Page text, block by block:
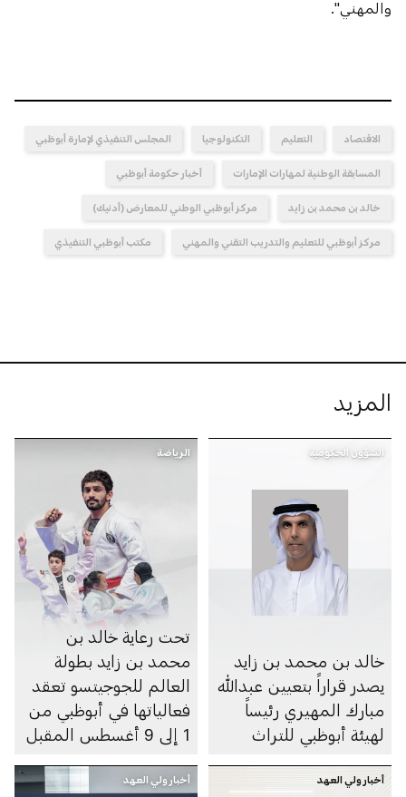
والمهني".
الاقتصاد التعليم التكنولوجيا المجلس التنفيذي لإمارة أبوظبي
المسابقة الوطنية لمهارات الإمارات أخبار حكومة أبوظبي
خالد بن محمد بن زايد مركز أبوظبي الوطني للمعارض (أدنيك)
مركز أبوظبي للتعليم والتدريب التقني والمهني مكتب أبوظبي التنفيذي
المزيد
الشؤون الحكومية
خالد بن محمد بن زايد
يصدر قراراً بتعيين عبدالله
مبارك المهيري رئيساً
لهيئة أبوظبي للتراث
الرياضة
تحت رعاية خالد بن
محمد بن زايد بطولة
العالم للجوجيتسو تعقد
فعالياتها في أبوظبي من
1 إلى 9 أغسطس المقبل
أخبار ولي العهد أخبار ولي العهد